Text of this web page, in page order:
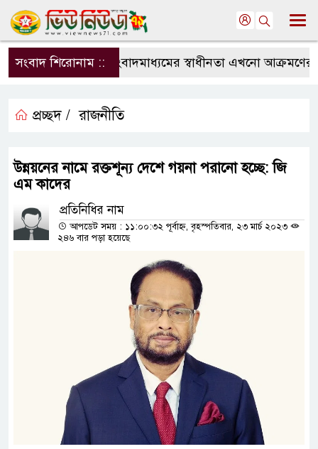
সংবাদ শিরোনাম ::সংবাদমাধ্যমের স্বাধীনতা এখনো আক্রমণের
প্রচ্ছদ / রাজনীতি
উন্নয়নের নামে রক্তশূন্য দেশে গয়না পরানো হচ্ছে: জি
এম কাদের
প্রতিনিধির নাম
আপডেট সময় : ১১:০০:৩২ পূর্বাহ্ন, বৃহস্পতিবার, ২৩ মার্চ ২০২৩
২৪৬ বার পড়া হয়েছে